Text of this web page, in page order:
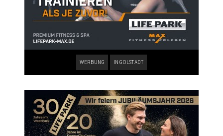
WERBUNG INGOLSTADT